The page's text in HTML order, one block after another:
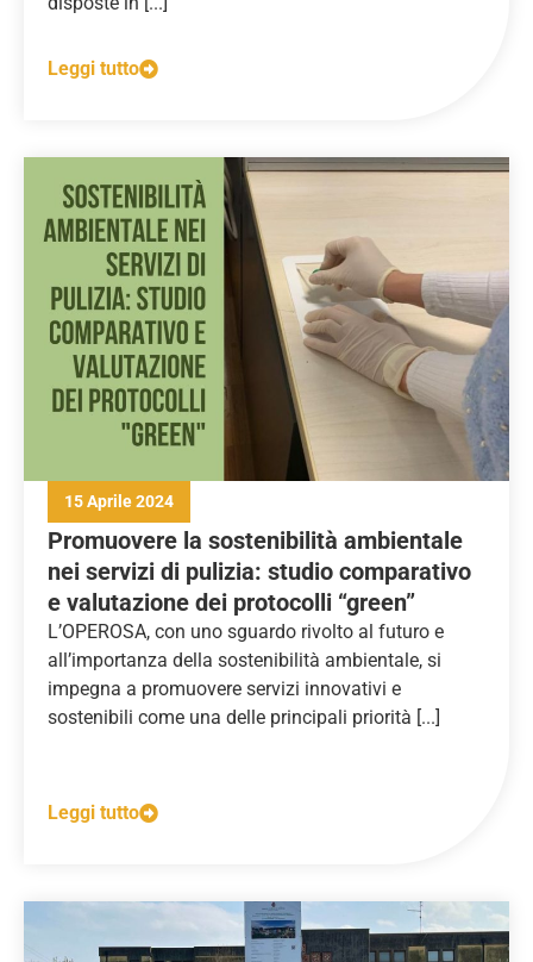
Leggi tutto
15 Aprile 2024
Promuovere la sostenibilità ambientale
nei servizi di pulizia: studio comparativo
e valutazione dei protocolli “green”
L’OPEROSA, con uno sguardo rivolto al futuro e
all’importanza della sostenibilità ambientale, si
impegna a promuovere servizi innovativi e
sostenibili come una delle principali priorità [...]
Leggi tutto